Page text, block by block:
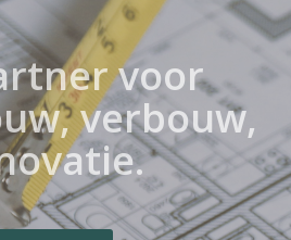
voor
verbouw,